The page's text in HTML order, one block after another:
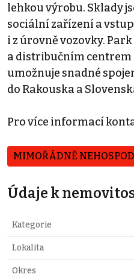
lehkou výrobu. Sklady
sociální zařízení a
i z úrovně vozovky.
a distribučním centrem
umožnuje snadné
do Rakouska a
Pro více informací
MIMOŘÁDNĚ
Údaje k
Kategorie
Lokalita
Okres